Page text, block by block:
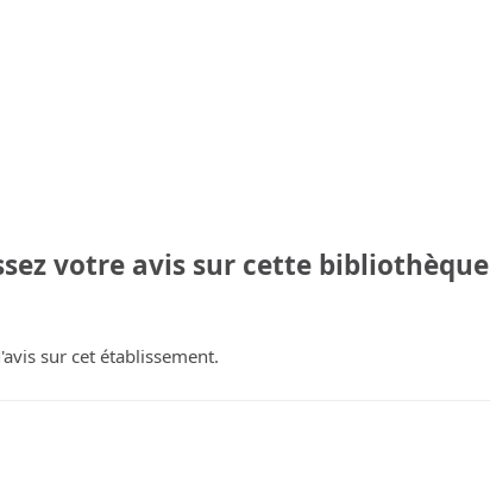
votre avis sur cette bibliothèque
sur cet établissement.